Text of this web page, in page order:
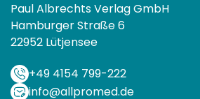
Paul Albrechts Verlag GmbH
Hamburger Straße 6
22952 Lütjensee
+49 4154 799-222
info@allpromed.de